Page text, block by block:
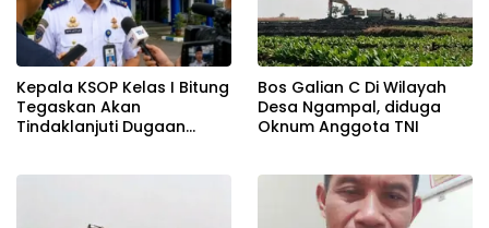
Kepala KSOP Kelas I Bitung
Tegaskan Akan
Tindaklanjuti Dugaan
Bos Galian C Di Wilayah
Desa Ngampal, diduga
Oknum Anggota TNI